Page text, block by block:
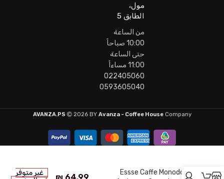
مول،
الطابق 5
من الساعة
10:00 صباحاً
حتى الساعة
11:00 مساءاً
0593605040
AVANZA.PS 2026 BY Avanza - Coffee HouseCompany
Essse Caffe Monodose
₪ 64.99
غير متوفر